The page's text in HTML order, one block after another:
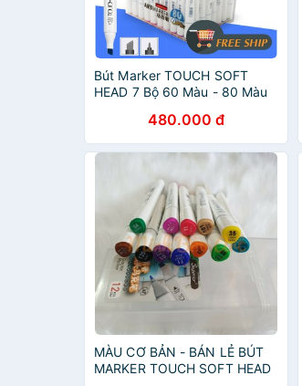
Bút Marker TOUCH SOFT
HEAD 7 Bộ 60 Màu - 80 Màu
480.000 đ
MÀU CƠ BẢN - BÁN LẺ BÚT
MARKER TOUCH SOFT HEAD